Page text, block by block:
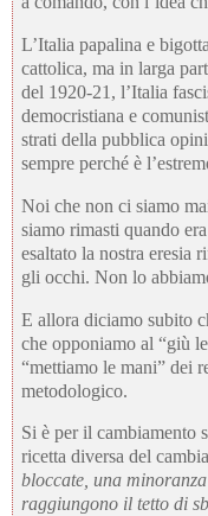
L’Italia papalina e
cattolica, ma in larga
del 1920-21, l’Italia
democristiana e
strati della pubblica
sempre perché è
Noi che non ci siamo
siamo rimasti quando
esaltato la nostra eresia
gli occhi. Non lo
E allora diciamo subito
che opponiamo al “giù
“mettiamo le mani” dei
metodologico.
Si è per il cambiamento
ricetta diversa del
bloccate, una
raggiungono il tetto di